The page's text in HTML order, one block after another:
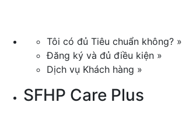
Tôi có đủ Tiêu chuẩn không? »
Đăng ký và đủ điều kiện »
Dịch vụ Khách hàng »
SFHP Care Plus